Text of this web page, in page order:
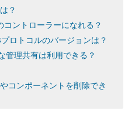
？
ントローラーになれる？
ロトコルのバージョンは？
管理共有は利用できる？
コンポーネントを削除でき